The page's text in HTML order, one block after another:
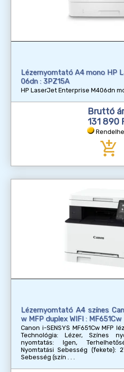
Lézernyomtató A4 mono HP
06dn : 3PZ15A
HP LaserJet Enterprise M406dn
Bruttó
131 890
add_shopping_cart
Lézernyomtató A4 színes
w MFP duplex WIFI : MF651Cw
Canon i-SENSYS MF651Cw MFP
Technológia: Lézer, Színes
nyomtatás: Igen,
Nyomtatási Sebesség (fekete):
Sebesség (szín